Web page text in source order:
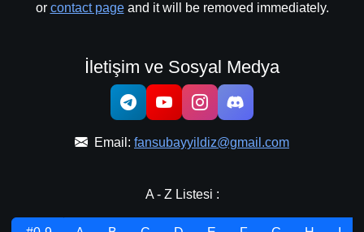
or contact pageand it will be removed immediately.
İletişim ve Sosyal Medya
Email: fansubayyildiz@gmail.com
A - Z Listesi :